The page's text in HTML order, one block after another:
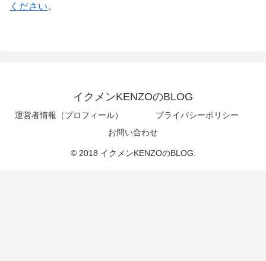
ください。
イクメンKENZOのBLOG
運営者情報（プロフィール）
プライバシーポリシー
お問い合わせ
© 2018 イクメンKENZOのBLOG.